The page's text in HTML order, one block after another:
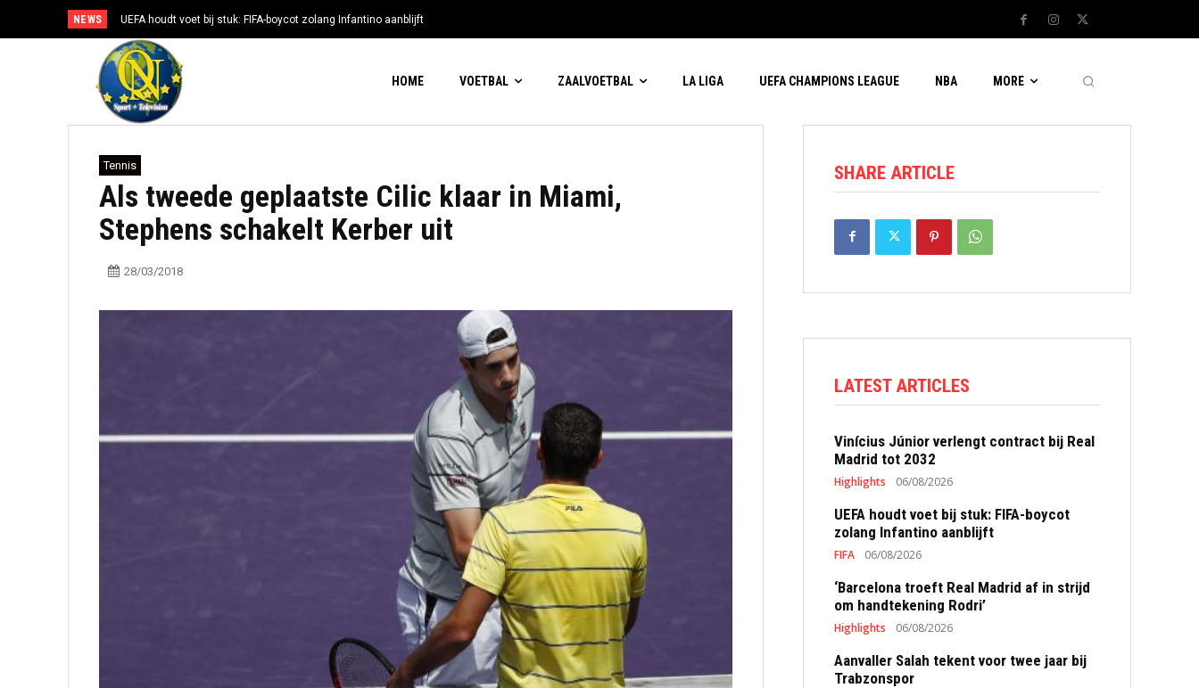
NEWS UEFA houdt voet bij stuk: FIFA-boycot zolang Infantino aanblijft
HOME VOETBAL ZAALVOETBAL LA LIGA UEFA CHAMPIONS LEAGUE NBA MORE
Tennis
Als tweede geplaatste Cilic klaar in Miami,
Stephens schakelt Kerber uit
28/03/2018
SHARE ARTICLE
LATEST ARTICLES
Vinícius Júnior verlengt contract bij Real
Madrid tot 2032
Highlights 06/08/2026
UEFA houdt voet bij stuk: FIFA-boycot
zolang Infantino aanblijft
FIFA 06/08/2026
‘Barcelona troeft Real Madrid af in strijd
om handtekening Rodri’
Highlights 06/08/2026
Aanvaller Salah tekent voor twee jaar bij
Trabzonspor